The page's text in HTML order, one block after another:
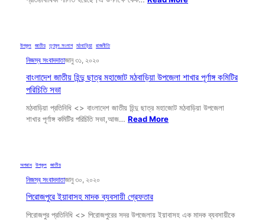
উপকূল জাতীয় , তৃণমূল সংলাপ, মঠবাড়িয়া রাজনীতি
নিজস্ব সংবাদদাতাজানু ৩১, ২০২০
বাংলাদেশ জাতীয় হিন্দু ছাত্র মহাজোট মঠবাড়িয়া উপজেলা শাখার পূর্ণাঙ্গ কমিটির
পরিচিতি সভা
মঠবাড়িয়া প্রতিনিধি <> বাংলাদেশ জাতীয় হিন্দু ছাত্র মহাজোট মঠবাড়িয়া উপজেলা
শাখার পূর্ণাঙ্গ কমিটির পরিচিতি সভা,আজ… Read More
অপরাধ উপকূল জাতীয়
নিজস্ব সংবাদদাতাজানু ৩০, ২০২০
পিরোজপুরে ইয়াবাসহ মাদক ব্যবসায়ী গ্রেফতার
পিরোজপুর প্রতিনিধি <> পিরোজপুরের সদর উপজেলায় ইয়াবাসহ এক মাদক ব্যবসায়ীকে